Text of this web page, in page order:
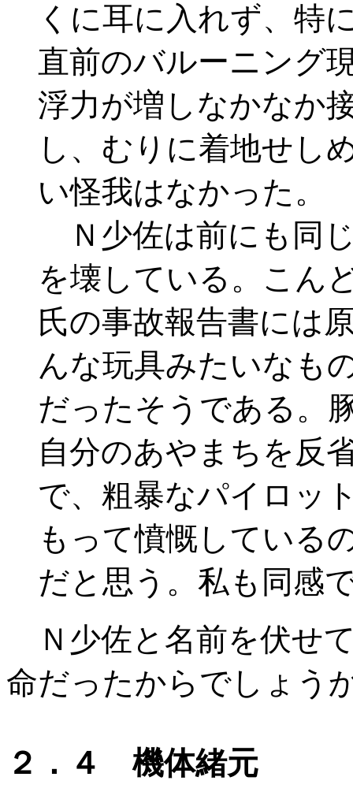
くに耳に入れず、特
直前のバルーニング
浮力が増しなかなか
し、むりに着地せし
い怪我はなかった。
Ｎ少佐は前にも同
を壊している。こん
氏の事故報告書には
んな玩具みたいなも
だったそうである。
自分のあやまちを反
で、粗暴なパイロッ
もって憤慨している
だと思う。私も同感
Ｎ少佐と名前を伏せ
命だったからでしょう
２．４ 機体緒元